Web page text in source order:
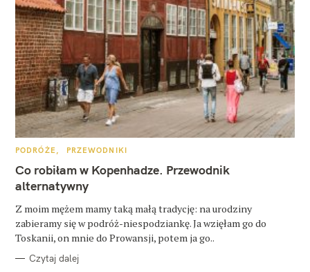
K
T
E
G
O
I
E
PODRÓŻE PRZEWODNIKI
Co robiłam w Kopenhadze. Przewodnik
alternatywny
Z moim mężem mamy taką małą tradycję: na urodziny
zabieramy się w podróż-niespodziankę. Ja wzięłam go do
Toskanii, on mnie do Prowansji, potem ja go..
Czytaj dalej